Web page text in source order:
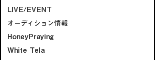
LIVE/EVENT
オーディション情報
HoneyPraying
White Tela